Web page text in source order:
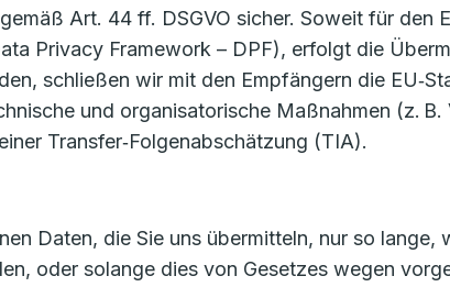
Art. 44 ff. DSGVO sicher. Soweit für den
Privacy Framework – DPF), erfolgt die
schließen wir mit den Empfängern die
und organisatorische Maßnahmen (z.
Transfer‑Folgenabschätzung (TIA).
Daten, die Sie uns übermitteln, nur so
oder solange dies von Gesetzes wegen